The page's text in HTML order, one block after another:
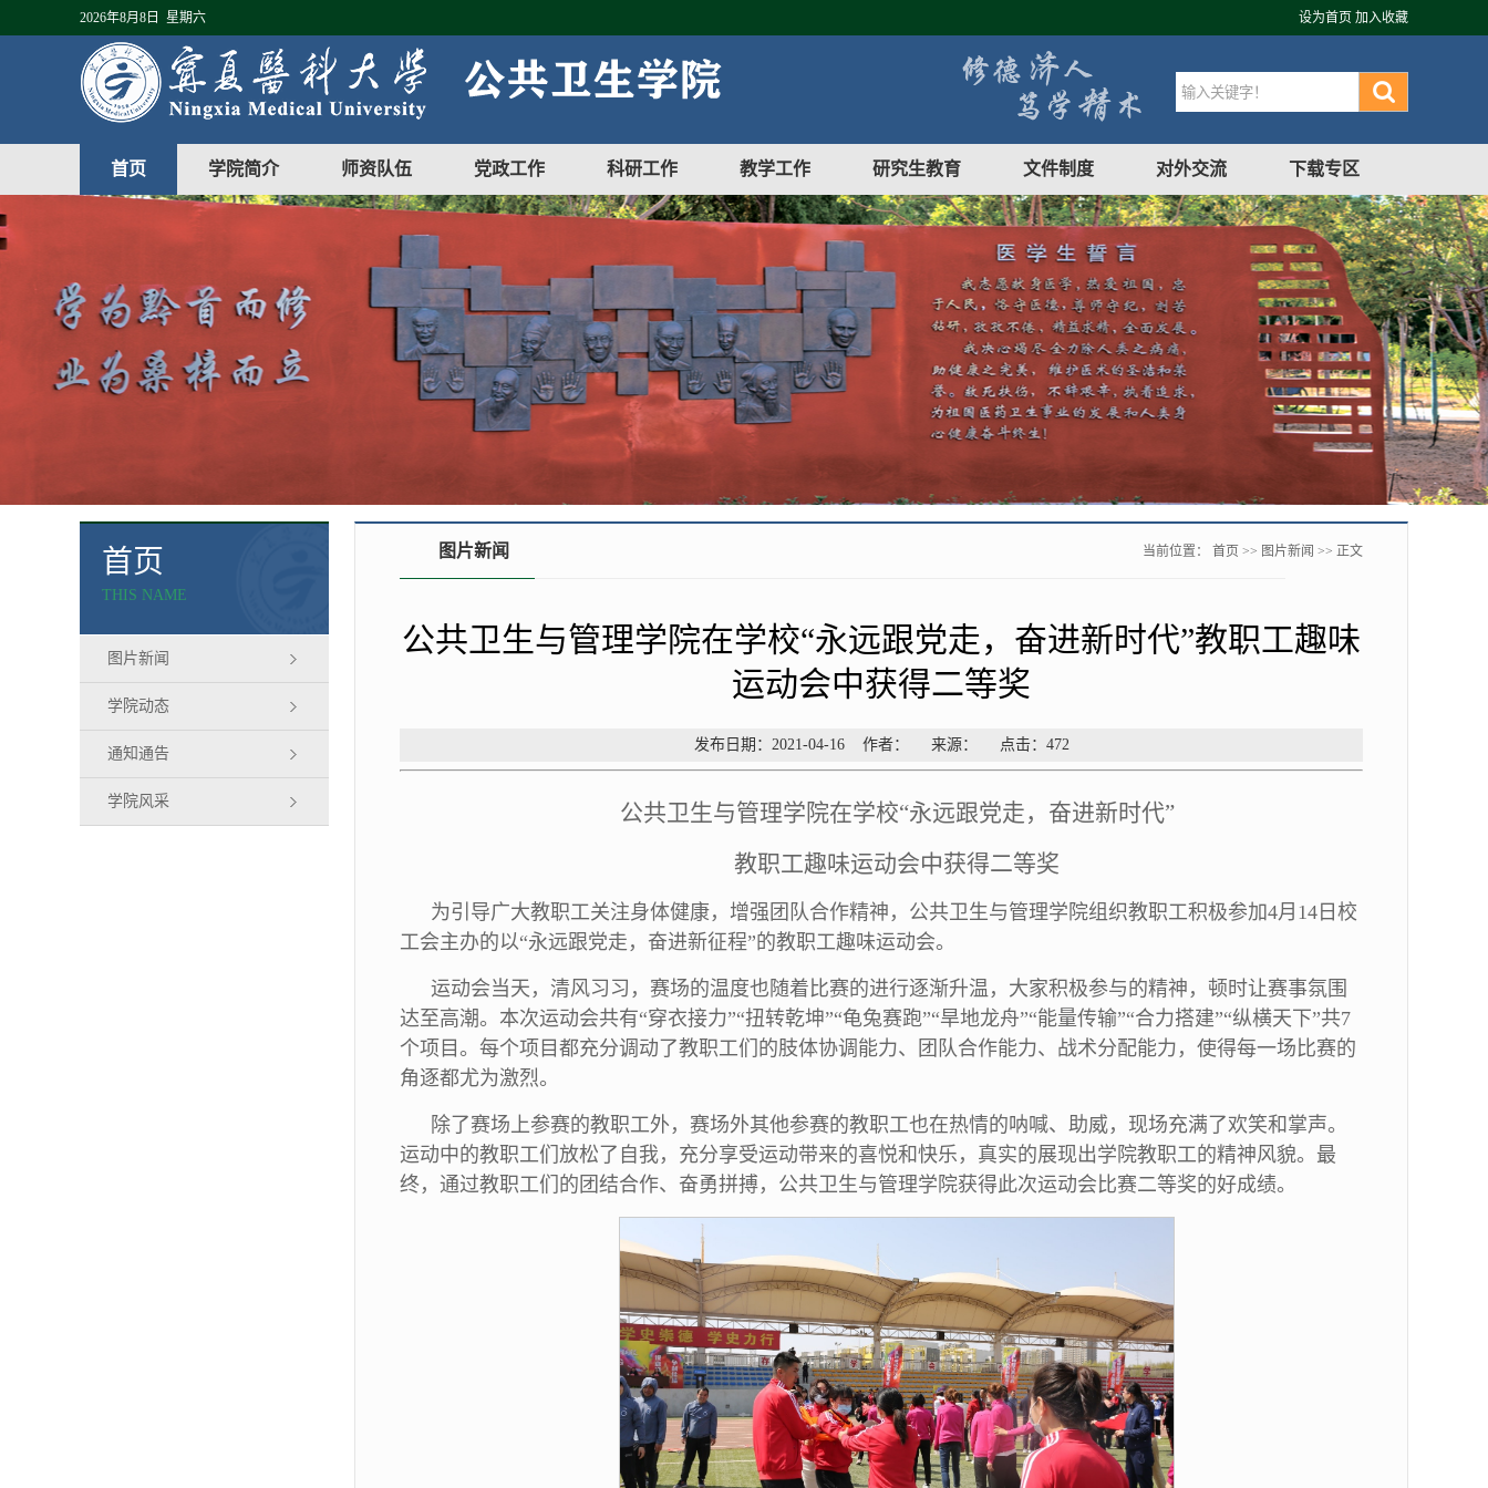
2026年8月8日 星期六 设为首页 加入收藏
首页 学院简介 师资队伍 党政工作 科研工作 教学工作 研究生教育 文件制度 对外交流 下载专区
首页
THIS NAME
图片新闻
学院动态
通知通告
学院风采
图片新闻 当前位置： 首页 >> 图片新闻 >> 正文
公共卫生与管理学院在学校“永远跟党走，奋进新时代”教职工趣味
运动会中获得二等奖
发布日期：2021-04-16 作者： 来源： 点击： 472
公共卫生与管理学院在学校“永远跟党走，奋进新时代”
教职工趣味运动会中获得二等奖
为引导广大教职工关注身体健康，增强团队合作精神，公共卫生与管理学院组织教职工积极参加4月14日校
工会主办的以“永远跟党走，奋进新征程”的教职工趣味运动会。
运动会当天，清风习习，赛场的温度也随着比赛的进行逐渐升温，大家积极参与的精神，顿时让赛事氛围
达至高潮。本次运动会共有“穿衣接力”“扭转乾坤”“龟兔赛跑”“旱地龙舟”“能量传输”“合力搭建”“纵横天下”共7
个项目。每个项目都充分调动了教职工们的肢体协调能力、团队合作能力、战术分配能力，使得每一场比赛的
角逐都尤为激烈。
除了赛场上参赛的教职工外，赛场外其他参赛的教职工也在热情的呐喊、助威，现场充满了欢笑和掌声。
运动中的教职工们放松了自我，充分享受运动带来的喜悦和快乐，真实的展现出学院教职工的精神风貌。最
终，通过教职工们的团结合作、奋勇拼搏，公共卫生与管理学院获得此次运动会比赛二等奖的好成绩。